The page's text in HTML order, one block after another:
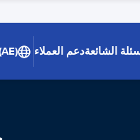
الشائعةدعم العملاء (AE)